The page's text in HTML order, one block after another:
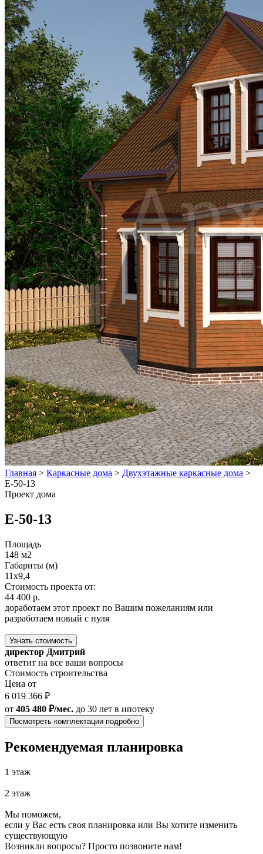
Главная > Каркасные дома > Двухэтажные каркасные дома >
E-50-13
Проект дома
E-50-13
Площадь
148 м2
Габариты (м)
11x9,4
Стоимость проекта от:
44 400 р.
доработаем этот проект по Вашим пожеланиям или
разработаем новый с нуля
Узнать стоимость
директор Дмитрий
ответит на все ваши вопросы
Стоимость строительства
Цена от
6 019 366 ₽
от 405 480 ₽/мес. до 30 лет в ипотеку
Посмотреть комплектации подробно
Рекомендуемая планировка
1 этаж
2 этаж
Мы поможем,
если у Вас есть своя планировка или Вы хотите изменить
существующую
Возникли вопросы? Просто позвоните нам!